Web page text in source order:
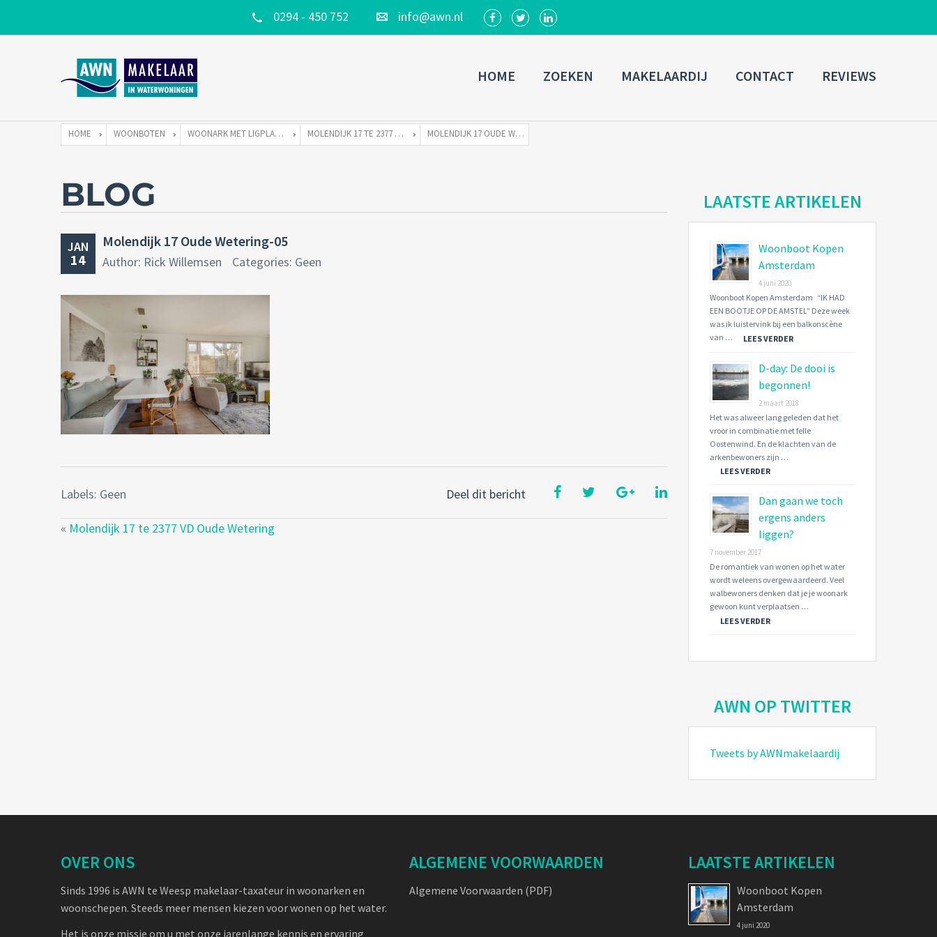
0294 - 450 752 info@awn.nl
Username
Connect with:
Forgot
password? SIGN IN
Remember me
HOME ZOEKEN MAKELAARDIJ CONTACT REVIEWS
HOME WOONBOTEN WOONARK MET LIGPLAATS MOLENDIJK 17 TE 2377 VD OUDE WETERING MOLENDIJK 17 OUDE WETERING-05
BLOG
JAN
14
Molendijk 17 Oude Wetering-05
Author: Rick Willemsen Categories: Geen
Deel dit bericht
Labels: Geen
« Molendijk 17 te 2377 VD Oude Wetering
LAATSTE ARTIKELEN
Woonboot Kopen
Amsterdam
4 juni 2020
Woonboot Kopen Amsterdam “IK HAD
EEN BOOTJE OP DE AMSTEL” Deze week
was ik luistervink bij een balkonscène
van …
LEES VERDER
D-day: De dooi is
begonnen!
2 maart 2018
Het was alweer lang geleden dat het
vroor in combinatie met felle
Oostenwind. En de klachten van de
arkenbewoners zijn …
LEES VERDER
Dan gaan we toch
ergens anders
liggen?
7 november 2017
De romantiek van wonen op het water
wordt weleens overgewaardeerd. Veel
walbewoners denken dat je je woonark
gewoon kunt verplaatsen …
LEES VERDER
AWN OP TWITTER
Tweets by AWNmakelaardij
OVER ONS
Sinds 1996 is AWN te Weesp makelaar-taxateur in woonarken en
woonschepen. Steeds meer mensen kiezen voor wonen op het water.
Het is onze missie om u met onze jarenlange kennis en ervaring
ALGEMENE VOORWAARDEN
Algemene Voorwaarden (PDF)
LAATSTE ARTIKELEN
Woonboot Kopen
Amsterdam
4 juni 2020